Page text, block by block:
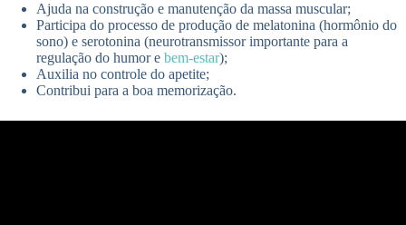
Ajuda na construção e manutenção da massa muscular;
Participa do processo de produção de melatonina (hormônio do
sono) e serotonina (neurotransmissor importante para a
regulação do humor e bem-estar);
Auxilia no controle do apetite;
Contribui para a boa memorização.